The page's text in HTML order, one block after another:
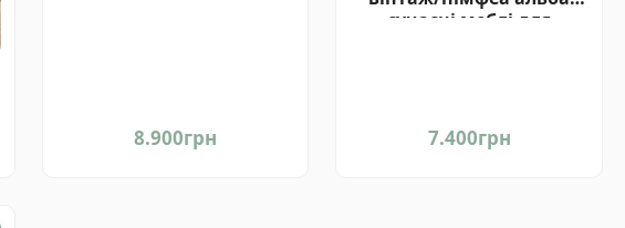
8.900грн
сучасні меблі для
7.400грн